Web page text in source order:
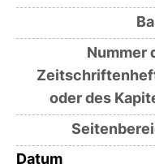
Nummer
oder des
Datum